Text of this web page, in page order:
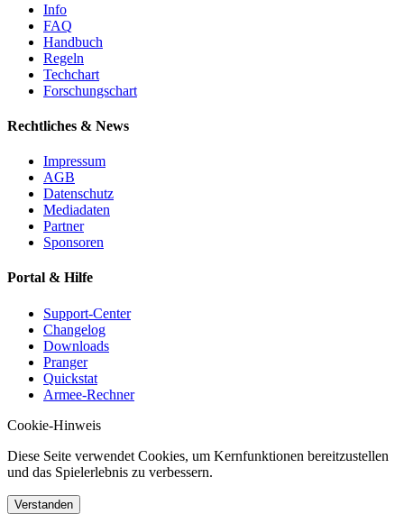
Info
FAQ
Handbuch
Regeln
Techchart
Forschungschart
Rechtliches & News
Impressum
AGB
Datenschutz
Mediadaten
Partner
Sponsoren
Portal & Hilfe
Support-Center
Changelog
Downloads
Pranger
Quickstat
Armee-Rechner
Cookie-Hinweis
Diese Seite verwendet Cookies, um Kernfunktionen bereitzustellen
und das Spielerlebnis zu verbessern.
Verstanden